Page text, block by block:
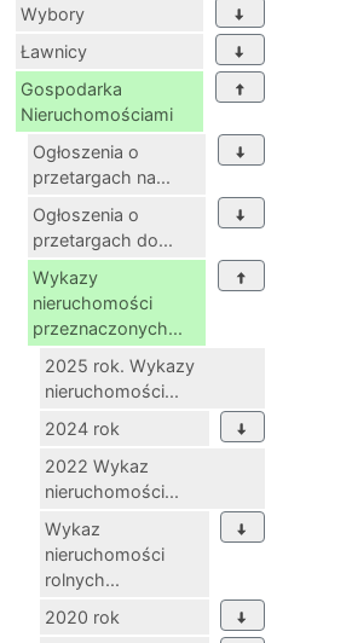
Wybory
Ławnicy
Gospodarka
Nieruchomościami
Ogłoszenia o
przetargach na...
Ogłoszenia o
przetargach do...
Wykazy
nieruchomości
przeznaczonych...
2025 rok. Wykazy
nieruchomości...
2024 rok
2022 Wykaz
nieruchomości...
Wykaz
nieruchomości
rolnych...
2020 rok